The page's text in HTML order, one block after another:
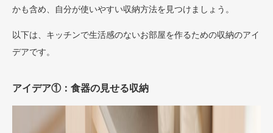
かも含め、自分が使いやすい収納方法を見つけましょう。
以下は、キッチンで生活感のないお部屋を作るための収納のアイ
デアです。
アイデア①：食器の見せる収納